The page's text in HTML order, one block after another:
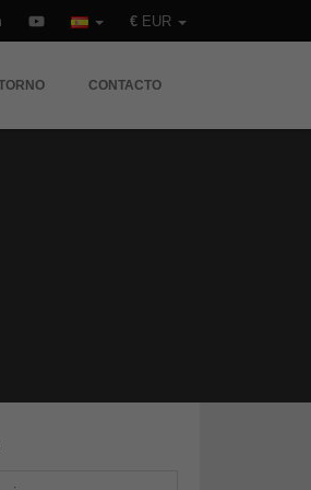
€ EUR
CONTACTO